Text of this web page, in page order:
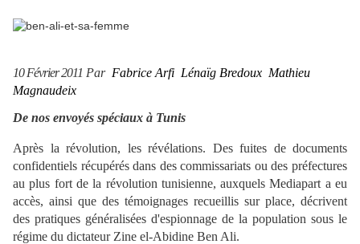
10 Février 2011 Par Fabrice Arfi Lénaïg Bredoux Mathieu
Magnaudeix
De nos envoyés spéciaux à Tunis
Après la révolution, les révélations. Des fuites de documents
confidentiels récupérés dans des commissariats ou des préfectures
au plus fort de la révolution tunisienne, auxquels Mediapart a eu
accès, ainsi que des témoignages recueillis sur place, décrivent
des pratiques généralisées d'espionnage de la population sous le
régime du dictateur Zine el-Abidine Ben Ali.